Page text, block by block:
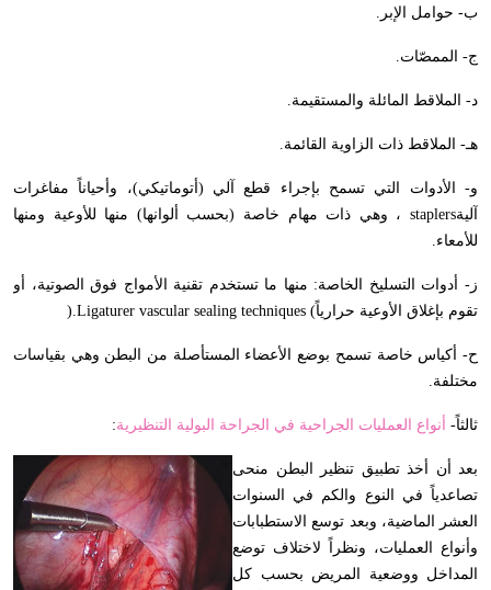
ب- حوامل الإبر .
ج- الممصّات.
د- الملاقط المائلة والمستقيمة.
هـ- الملاقط ذات الزاوية القائمة.
و- الأدوات التي تسمح بإجراء قطع آلي (أتوماتيكي)، وأحياناً مفاغرات
آليةstaplers ، وهي ذات مهام خاصة (بحسب ألوانها) منها للأوعية ومنها
للأمعاء.
ز- أدوات التسليخ الخاصة: منها ما تستخدم تقنية الأمواج فوق الصوتية، أو
تقوم بإغلاق الأوعية حرارياًvascular sealing techniques (
Ligaturer
).
ح- أكياس خاصة تسمح بوضع الأعضاء المستأصلة من البطن وهي بقياسات
مختلفة.
ثالثاً- أنواع العمليات الجراحية في الجراحة البولية التنظيرية:
بعد أن أخذ تطبيق تنظير البطن منحى
تصاعدياً في النوع والكم في السنوات
العشر الماضية، وبعد توسع الاستطبابات
وأنواع العمليات، ونظراً لاختلاف توضع
المداخل ووضعية المريض بحسب كل